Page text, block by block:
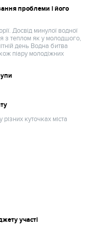
проблеми і його
Досвід минулої водної
з теплом як у молодшого,
день Водна битва
піару молодіжних
різних куточках міста
участі